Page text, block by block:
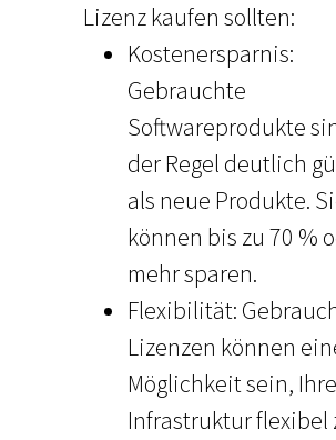
Lizenz kaufen sollten:
Kostenersparnis:
Gebrauchte
Softwareprodukte
der Regel deutlich
als neue Produkte.
können bis zu 70 %
mehr sparen.
Flexibilität:
Lizenzen können
Möglichkeit sein,
Infrastruktur flexibel